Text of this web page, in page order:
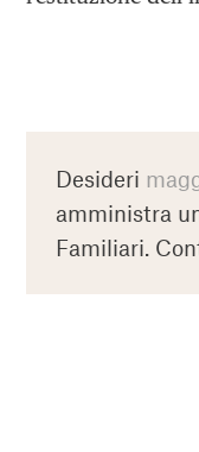
Desideri
amministra
Familiari.